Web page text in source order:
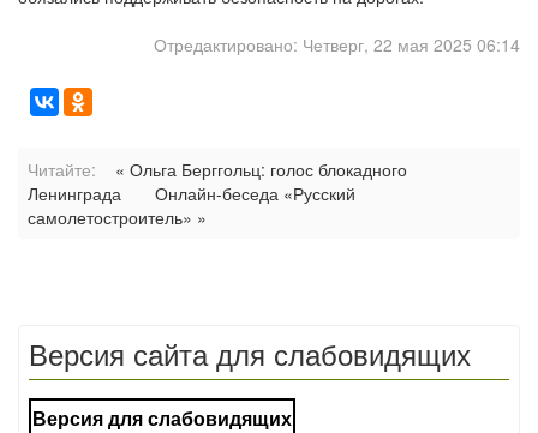
Отредактировано: Четверг, 22 мая 2025 06:14
Читайте:
« Ольга Берггольц: голос блокадного
Ленинграда
Онлайн-беседа «Русский
самолетостроитель» »
Версия сайта для слабовидящих
Версия для слабовидящих